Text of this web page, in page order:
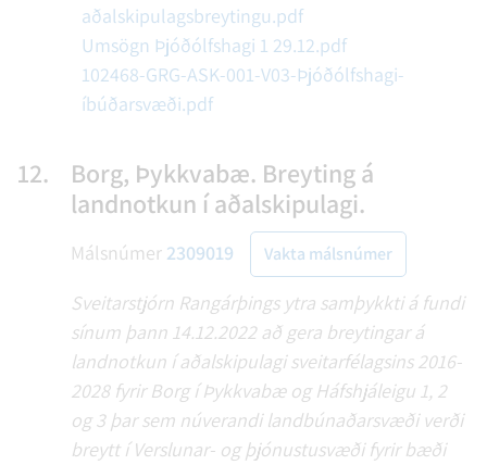
aðalskipulagsbreytingu.pdf
Umsögn Þjóðólfshagi 1 29.12.pdf
102468-GRG-ASK-001-V03-Þjóðólfshagi-
íbúðarsvæði.pdf
12.
Borg, Þykkvabæ. Breyting á
landnotkun í aðalskipulagi.
Málsnúmer 2309019 Vakta málsnúmer
Sveitarstjórn Rangárþings ytra samþykkti á fundi
sínum þann 14.12.2022 að gera breytingar á
landnotkun í aðalskipulagi sveitarfélagsins 2016-
2028 fyrir Borg í Þykkvabæ og Háfshjáleigu 1, 2
og 3 þar sem núverandi landbúnaðarsvæði verði
breytt í Verslunar- og þjónustusvæði fyrir bæði